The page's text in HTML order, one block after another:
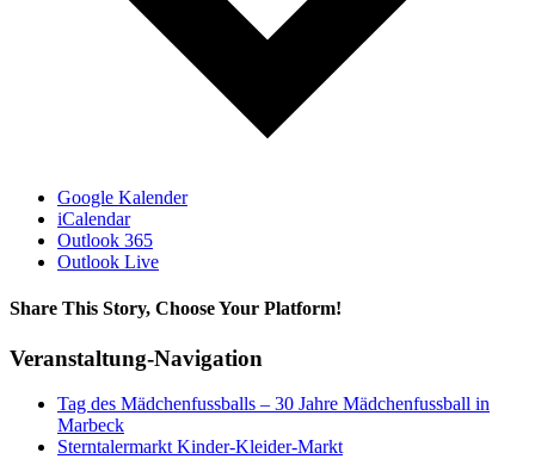
Google Kalender
iCalendar
Outlook 365
Outlook Live
Share This Story, Choose Your Platform!
Facebook
X
Bluesky
Reddit
LinkedIn
WhatsApp
Telegram
Tumblr
Xing
Email
Copy
Veranstaltung-Navigation
Tag des Mädchenfussballs – 30 Jahre Mädchenfussball in
Marbeck
Sterntalermarkt Kinder-Kleider-Markt